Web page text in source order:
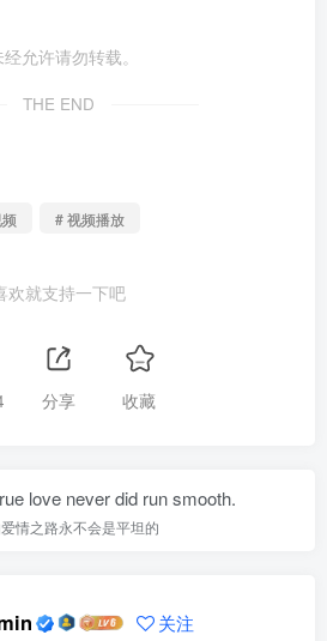
允许请勿转载。
THE END
# 视频播放
欢就支持一下吧
分享 收藏
love never did run smooth.
情之路永不会是平坦的
关注